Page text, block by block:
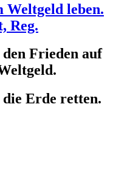
Weltgeld leben.
Reg.
den Frieden auf
die Erde retten.